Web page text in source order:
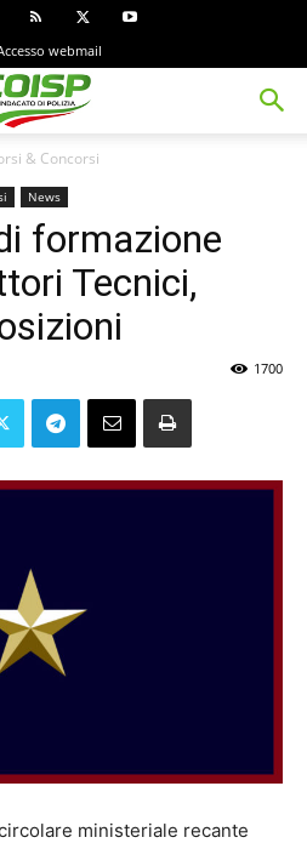
webmail
& Concorsi
News
formazione
Tecnici,
1700
ministeriale recante